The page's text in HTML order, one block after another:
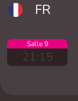
FR
Salle 9
21:15